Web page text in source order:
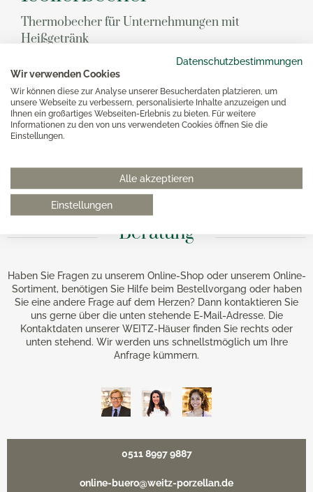
Datenschutzbestimmungen
Wir verwenden Cookies
Wir können diese zur Analyse unserer Besucherdaten platzieren, um
unsere Webseite zu verbessern, personalisierte Inhalte anzuzeigen und
Ihnen ein großartiges Webseiten-Erlebnis zu bieten. Für weitere
Informationen zu den von uns verwendeten Cookies öffnen Sie die
Einstellungen.
Alle akzeptieren
Einstellungen
Thermobecher für Unternehmungen mit
Heißgetränk
Wenn Sie am liebsten Ihren Kaffee morgens mitnehmen
würden oder ihn einfach nur gerne länger warmhalten
Sie. So ein To Go Thermobecher hält Ihr Getränk nicht nur
warm (oder kalt), sondern schließt auch dicht, um Unfälle
zu verhindern. Sehr praktisch!
Mehr To Go Artikel
Porzellanbecher ansehen
Beratung
Haben Sie Fragen zu unserem Online-Shop oder unserem Online-
Sortiment, benötigen Sie Hilfe beim Bestellvorgang oder haben
Sie eine andere Frage auf dem Herzen? Dann kontaktieren Sie
uns gerne über die unten stehende E-Mail-Adresse. Die
Kontaktdaten unserer WEITZ-Häuser finden Sie rechts oder
unten stehend. Wir werden uns schnellstmöglich um Ihre
Anfrage kümmern.
0511 8997 9887
online-buero@weitz-porzellan.de